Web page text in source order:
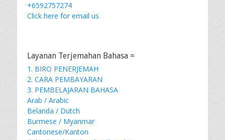
+6592757274
Click here for email us
Layanan Terjemahan Bahasa =
1. BIRO PENERJEMAH
2. CARA PEMBAYARAN
3. PEMBELAJARAN BAHASA
Arab / Arabic
Belanda / Dutch
Burmese / Myanmar
Cantonese/Kanton